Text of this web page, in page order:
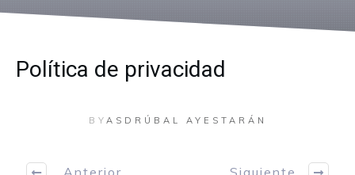
Política de privacidad
BY ASDRÚBAL AYESTARÁN